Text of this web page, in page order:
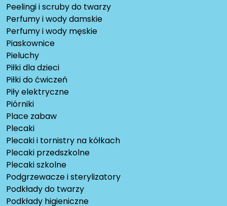
Peelingi i scruby do twarzy
Perfumy i wody damskie
Perfumy i wody męskie
Piaskownice
Pieluchy
Piłki dla dzieci
Piłki do ćwiczeń
Piły elektryczne
Piórniki
Place zabaw
Plecaki
Plecaki i tornistry na kółkach
Plecaki przedszkolne
Plecaki szkolne
Podgrzewacze i sterylizatory
Podkłady do twarzy
Podkłady higieniczne